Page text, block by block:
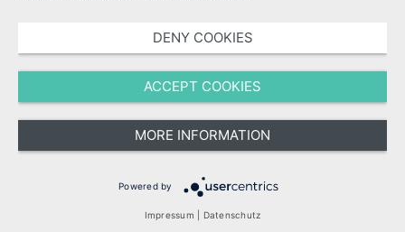
DENY COOKIES
ACCEPT COOKIES
MORE INFORMATION
Powered by
Impressum Datenschutz